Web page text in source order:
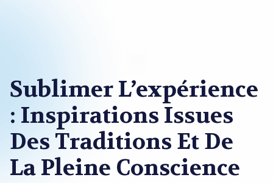
Sublimer L’expérience
: Inspirations Issues
Des Traditions Et De
La Pleine Conscience